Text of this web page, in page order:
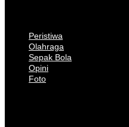
Peristiwa
Olahraga
Sepak Bola
Opini
Foto